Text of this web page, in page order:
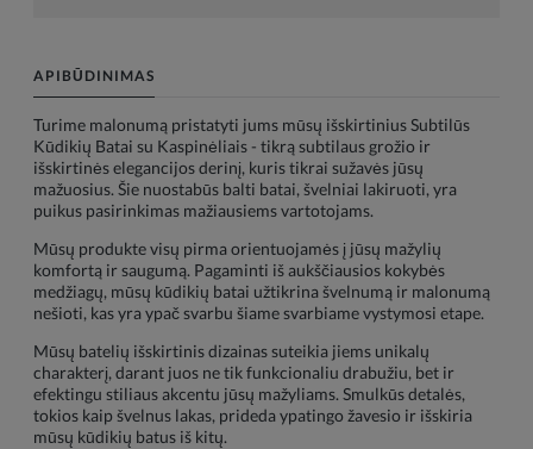
APIBŪDINIMAS
Turime malonumą pristatyti jums mūsų išskirtinius Subtilūs
Kūdikių Batai su Kaspinėliais - tikrą subtilaus grožio ir
išskirtinės elegancijos derinį, kuris tikrai sužavės jūsų
mažuosius. Šie nuostabūs balti batai, švelniai lakiruoti, yra
puikus pasirinkimas mažiausiems vartotojams.
Mūsų produkte visų pirma orientuojamės į jūsų mažylių
komfortą ir saugumą. Pagaminti iš aukščiausios kokybės
medžiagų, mūsų kūdikių batai užtikrina švelnumą ir malonumą
nešioti, kas yra ypač svarbu šiame svarbiame vystymosi etape.
Mūsų batelių išskirtinis dizainas suteikia jiems unikalų
charakterį, darant juos ne tik funkcionaliu drabužiu, bet ir
efektingu stiliaus akcentu jūsų mažyliams. Smulkūs detalės,
tokios kaip švelnus lakas, prideda ypatingo žavesio ir išskiria
mūsų kūdikių batus iš kitų.